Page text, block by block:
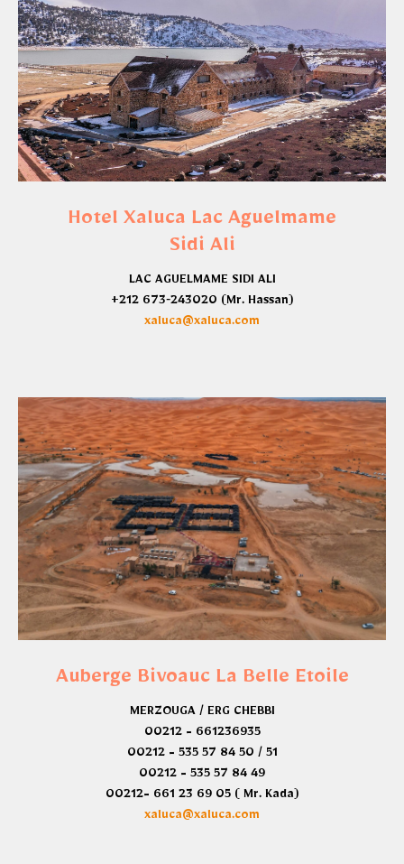
Hotel Xaluca Lac Aguelmame
Sidi Ali
LAC AGUELMAME SIDI ALI
‪+212 673‑243020‬ (Mr. Hassan)
xaluca@xaluca.com
Auberge Bivoauc La Belle Etoile
MERZOUGA / ERG CHEBBI
00212 - 661236935
00212 - 535 57 84 50 / 51
00212 - 535 57 84 49
00212- 661 23 69 05 ( Mr. Kada)
xaluca@xaluca.com